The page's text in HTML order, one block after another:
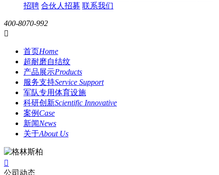
招聘 合伙人招募 联系我们
400-8070-992

首页Home
超耐磨自结纹
产品展示Products
服务支持Service Support
军队专用体育设施
科研创新Scientific Innovative
案例 Case
新闻News
关于About Us

公司动态